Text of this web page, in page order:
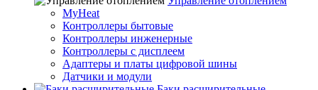
MyHeat
Контроллеры бытовые
Контроллеры инженерные
Контроллеры с дисплеем
Адаптеры и платы цифровой шины
Датчики и модули